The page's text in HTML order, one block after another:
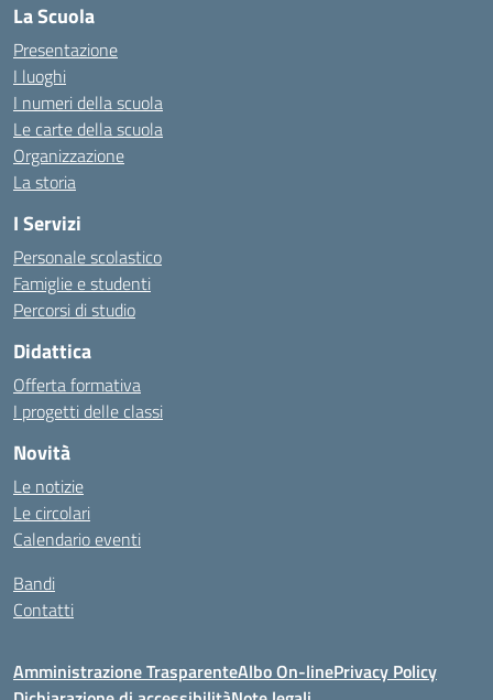
La Scuola
Presentazione
I luoghi
I numeri della scuola
Le carte della scuola
Organizzazione
La storia
I Servizi
Personale scolastico
Famiglie e studenti
Percorsi di studio
Didattica
Offerta formativa
I progetti delle classi
Novità
Le notizie
Le circolari
Calendario eventi
Bandi
Contatti
Amministrazione TrasparenteAlbo On-linePrivacy Policy